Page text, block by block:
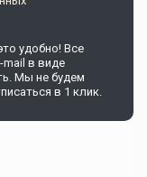
удобно! Все
в виде
Мы не будем
в 1 клик.